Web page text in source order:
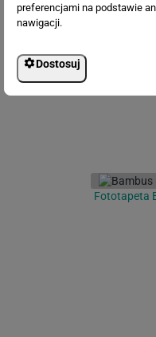
Fototapeta
preferencjami na podstawie
nawigacji.
Dostosuj